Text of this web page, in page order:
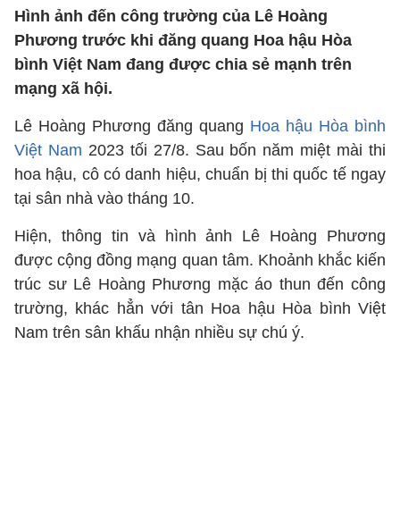
Hình ảnh đến công trường của Lê Hoàng
Phương trước khi đăng quang Hoa hậu Hòa
bình Việt Nam đang được chia sẻ mạnh trên
mạng xã hội.
Lê Hoàng Phương đăng quang Hoa hậu Hòa bình
Việt Nam 2023 tối 27/8. Sau bốn năm miệt mài thi
hoa hậu, cô có danh hiệu, chuẩn bị thi quốc tế ngay
tại sân nhà vào tháng 10.
Hiện, thông tin và hình ảnh Lê Hoàng Phương
được cộng đồng mạng quan tâm. Khoảnh khắc kiến
trúc sư Lê Hoàng Phương mặc áo thun đến công
trường, khác hẳn với tân Hoa hậu Hòa bình Việt
Nam trên sân khấu nhận nhiều sự chú ý.